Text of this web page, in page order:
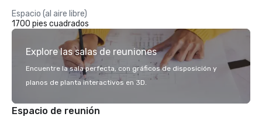
Espacio (al aire libre)
1700 pies cuadrados
Explore las salas de reuniones
Encuentre la sala perfecta, con gráficos de disposición y
planos de planta interactivos en 3D.
Espacio de reunión